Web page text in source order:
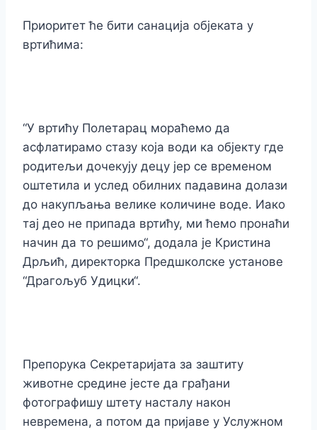
Приоритет ће бити санација објеката у
вртићима:
“У вртићу Полетарац мораћемо да
асфлатирамо стазу која води ка објекту где
родитељи дочекују децу јер се временом
оштетила и услед обилних падавина долази
до накупљања велике количине воде. Иако
тај део не припада вртићу, ми ћемо пронаћи
начин да то решимо“, додала је Кристина
Дрљић, директорка Предшколске установе
“Драгољуб Удицки“.
Препорука Секретаријата за заштиту
животне средине јесте да грађани
фотографишу штету насталу након
невремена, а потом да пријаве у Услужном